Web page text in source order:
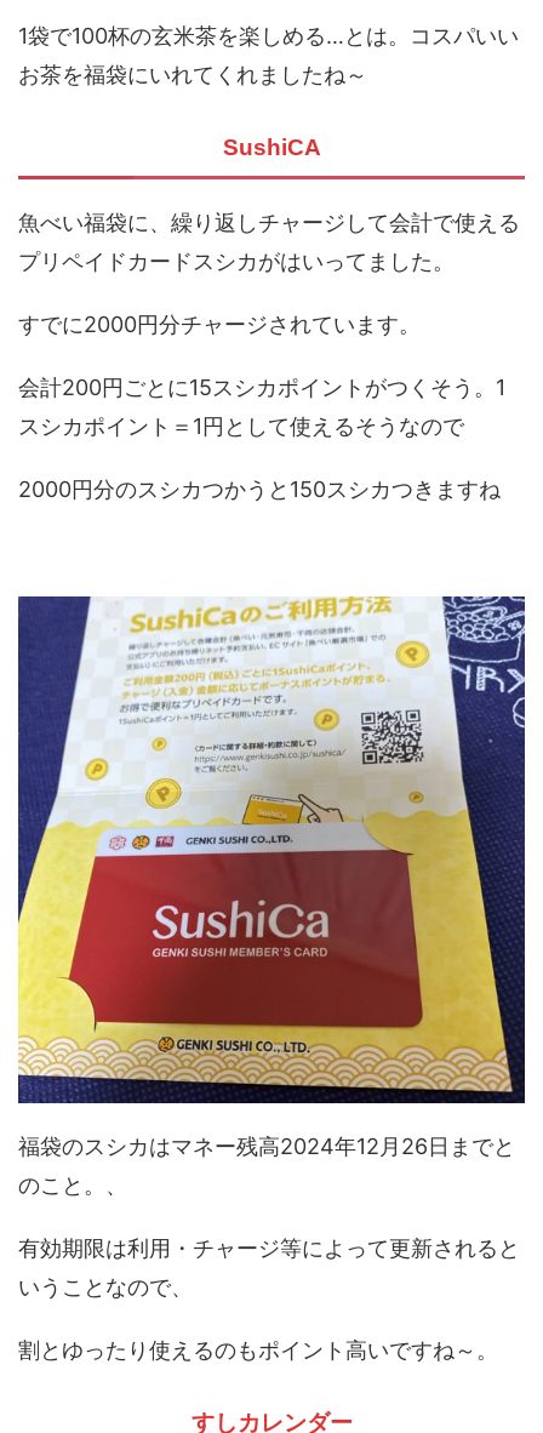
1袋で100杯の玄米茶を楽しめる…とは。コスパいい
お茶を福袋にいれてくれましたね～
SushiCA
魚べい福袋に、繰り返しチャージして会計で使える
プリペイドカードスシカがはいってました。
すでに2000円分チャージされています。
会計200円ごとに15スシカポイントがつくそう。1
スシカポイント＝1円として使えるそうなので
2000円分のスシカつかうと150スシカつきますね
福袋のスシカはマネー残高2024年12月26日までと
のこと。、
有効期限は利用・チャージ等によって更新されると
いうことなので、
割とゆったり使えるのもポイント高いですね～。
すしカレンダー